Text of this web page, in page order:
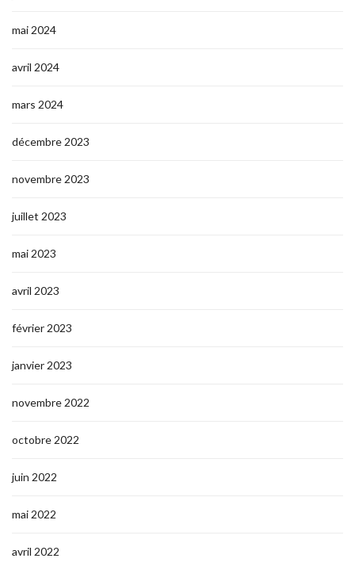
mai 2024
avril 2024
mars 2024
décembre 2023
novembre 2023
juillet 2023
mai 2023
avril 2023
février 2023
janvier 2023
novembre 2022
octobre 2022
juin 2022
mai 2022
avril 2022